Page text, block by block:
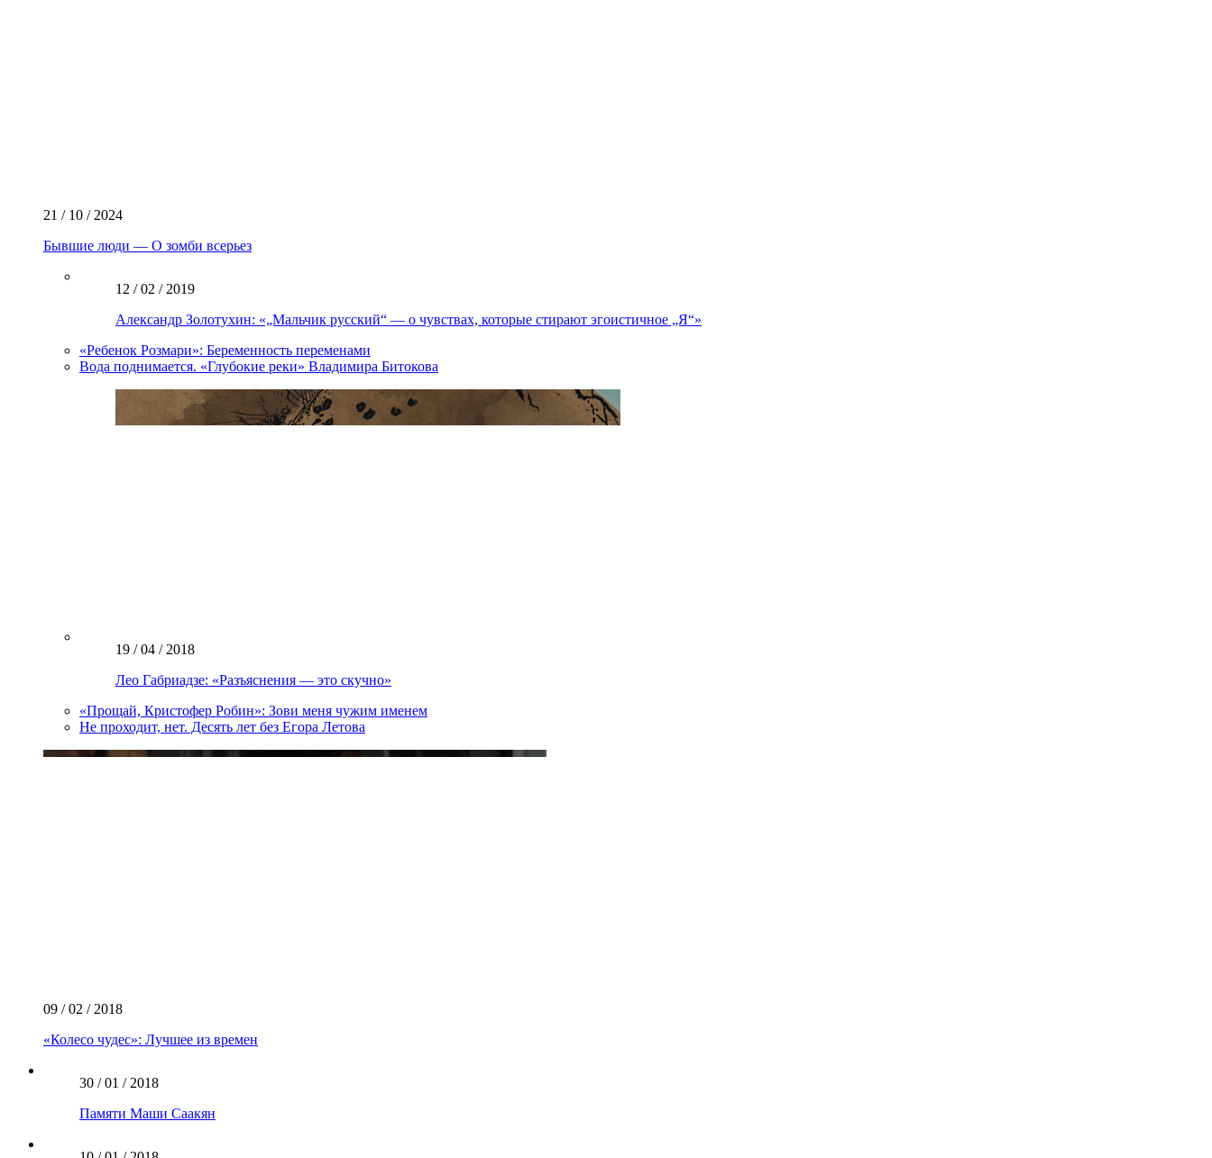
21 / 10 / 2024
Бывшие люди — О зомби всерьез
12 / 02 / 2019
Александр Золотухин: «„Мальчик русский“ — о чувствах, которые стирают эгоистичное „Я“»
«Ребенок Розмари»: Беременность переменами
Вода поднимается. «Глубокие реки» Владимира Битокова
19 / 04 / 2018
Лео Габриадзе: «Разъяснения — это скучно»
«Прощай, Кристофер Робин»: Зови меня чужим именем
Не проходит, нет. Десять лет без Егора Летова
09 / 02 / 2018
«Колесо чудес»: Лучшее из времен
30 / 01 / 2018
Памяти Маши Саакян